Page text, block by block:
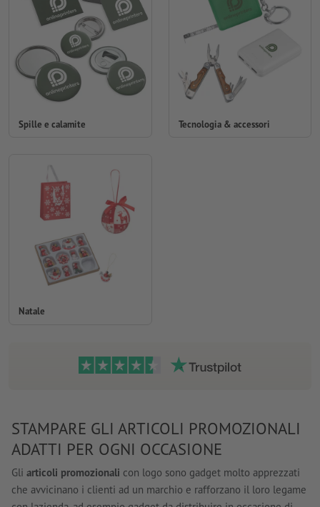
Spille e calamite Tecnologia & accessori
Natale
STAMPARE GLI ARTICOLI PROMOZIONALI
ADATTI PER OGNI OCCASIONE
Gli articoli promozionali con logo sono gadget molto apprezzati
che avvicinano i clienti ad un marchio e rafforzano il loro legame